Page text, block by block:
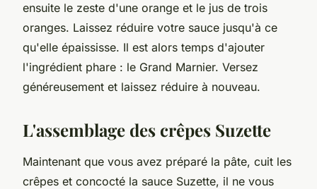
ensuite le zeste d'une orange et le jus de trois
oranges. Laissez réduire votre sauce jusqu'à ce
qu'elle épaississe. Il est alors temps d'ajouter
l'ingrédient phare : le Grand Marnier. Versez
généreusement et laissez réduire à nouveau.
L'assemblage des crêpes Suzette
Maintenant que vous avez préparé la pâte, cuit les
crêpes et concocté la sauce Suzette, il ne vous